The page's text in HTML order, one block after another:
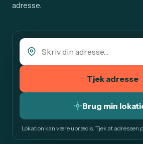
adresse.
Tjek adresse
Brug min
Lokation kan være upræcis. Tjek at adressen